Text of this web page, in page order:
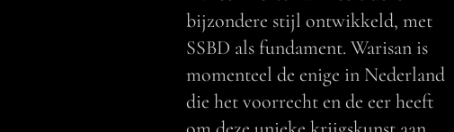
bijzondere stijl ontwikkeld, met
SSBD als fundament. Warisan is
momenteel de enige in Nederland
die het voorrecht en de eer heeft